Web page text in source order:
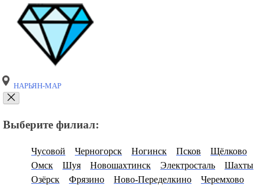
НАРЬЯН-МАР
Выберите филиал:
Чусовой Черногорск Ногинск Псков
Щёлково
Омск
Шуя Новошахтинск Электросталь
Шахты
Озёрск
Фрязино Ново-Переделкино
Черемхово